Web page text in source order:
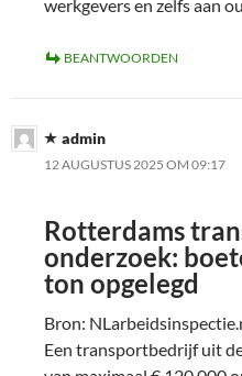
werkgevers en zelfs aan
BEANTWOORDEN
admin
12 AUGUSTUS 2025 OM 09:17
Rotterdams
onderzoek:
ton opgelegd
Bron:
Een transportbedrijf uit